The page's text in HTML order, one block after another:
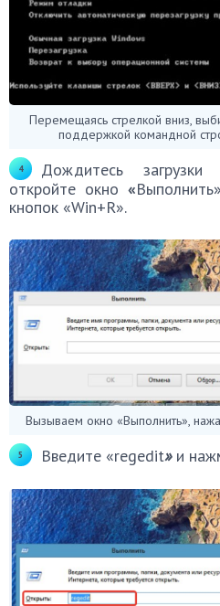
Перемещаясь стрелкой вниз,
поддержкой командной
Дождитесь
откройте окно «
кнопок «Win+R».
Вызываем окно «Выполнить»,
Введите «regedit»и